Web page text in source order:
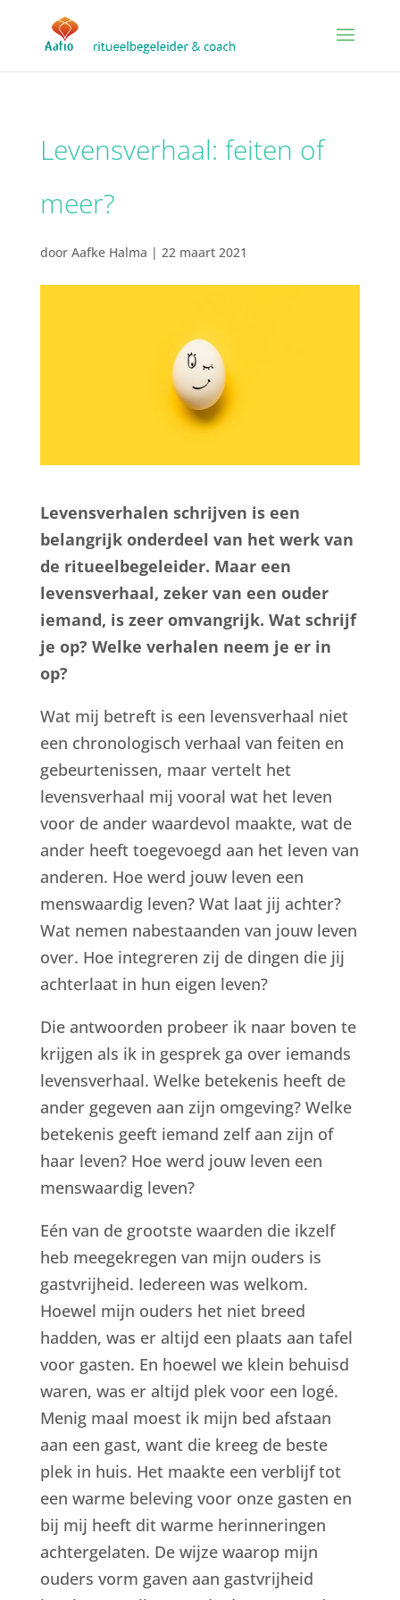
Levensverhaal: feiten of
meer?
door Aafke Halma | 22 maart 2021
Levensverhalen schrijven is een
belangrijk onderdeel van het werk van
de ritueelbegeleider. Maar een
levensverhaal, zeker van een ouder
iemand, is zeer omvangrijk. Wat schrijf
je op? Welke verhalen neem je er in
op?
Wat mij betreft is een levensverhaal niet
een chronologisch verhaal van feiten en
gebeurtenissen, maar vertelt het
levensverhaal mij vooral wat het leven
voor de ander waardevol maakte, wat de
ander heeft toegevoegd aan het leven van
anderen. Hoe werd jouw leven een
menswaardig leven? Wat laat jij achter?
Wat nemen nabestaanden van jouw leven
over. Hoe integreren zij de dingen die jij
achterlaat in hun eigen leven?
Die antwoorden probeer ik naar boven te
krijgen als ik in gesprek ga over iemands
levensverhaal. Welke betekenis heeft de
ander gegeven aan zijn omgeving? Welke
betekenis geeft iemand zelf aan zijn of
haar leven? Hoe werd jouw leven een
menswaardig leven?
Eén van de grootste waarden die ikzelf
heb meegekregen van mijn ouders is
gastvrijheid. Iedereen was welkom.
Hoewel mijn ouders het niet breed
hadden, was er altijd een plaats aan tafel
voor gasten. En hoewel we klein behuisd
waren, was er altijd plek voor een logé.
Menig maal moest ik mijn bed afstaan
aan een gast, want die kreeg de beste
plek in huis. Het maakte een verblijf tot
een warme beleving voor onze gasten en
bij mij heeft dit warme herinneringen
achtergelaten. De wijze waarop mijn
ouders vorm gaven aan gastvrijheid